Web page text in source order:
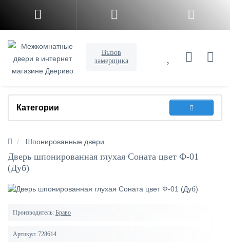
Вызов
замерщика
Категории
Шпонированные двери
Дверь шпонированная глухая Соната цвет Ф-01
(Дуб)
Производитель: Браво
Артикул: 728614